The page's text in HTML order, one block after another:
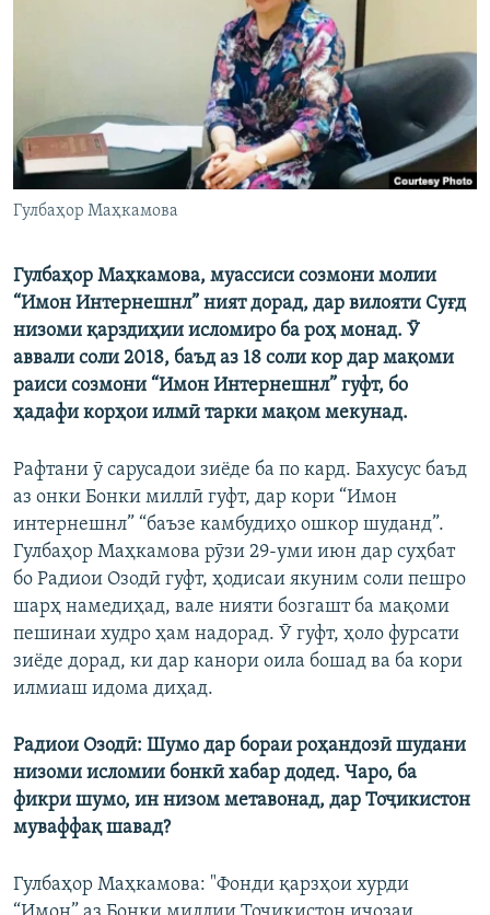
Гулбаҳор Маҳкамова
Гулбаҳор Маҳкамова, муассиси созмони молии
“Имон Интернешнл” ният дорад, дар вилояти Суғд
низоми қарздиҳии исломиро ба роҳ монад. Ӯ
аввали соли 2018, баъд аз 18 соли кор дар мақоми
раиси созмони “Имон Интернешнл” гуфт, бо
ҳадафи корҳои илмӣ тарки мақом мекунад.
Рафтани ӯ сарусадои зиёде ба по кард. Бахусус баъд
аз онки Бонки миллӣ гуфт, дар кори “Имон
интернешнл” “баъзе камбудиҳо ошкор шуданд”.
Гулбаҳор Маҳкамова рӯзи 29-уми июн дар суҳбат
бо Радиои Озодӣ гуфт, ҳодисаи якуним соли пешро
шарҳ намедиҳад, вале нияти бозгашт ба мақоми
пешинаи худро ҳам надорад. Ӯ гуфт, ҳоло фурсати
зиёде дорад, ки дар канори оила бошад ва ба кори
илмиаш идома диҳад.
Радиои Озодӣ: Шумо дар бораи роҳандозӣ шудани
низоми исломии бонкӣ хабар додед. Чаро, ба
фикри шумо, ин низом метавонад, дар Тоҷикистон
муваффақ шавад?
Гулбаҳор Маҳкамова: "Фонди қарзҳои хурди